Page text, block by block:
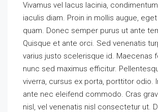
Vivamus vel lacus lacinia,
iaculis diam. Proin in mollis augue,
quam. Donec semper purus ut ante
Quisque et ante orci. Sed venenatis
varius justo scelerisque id. Maecenas
nunc sed maximus efficitur.
viverra, cursus ex porta, porttitor odio.
ante nec eleifend commodo. Cras
nisl, vel venenatis nisl consectetur ut.